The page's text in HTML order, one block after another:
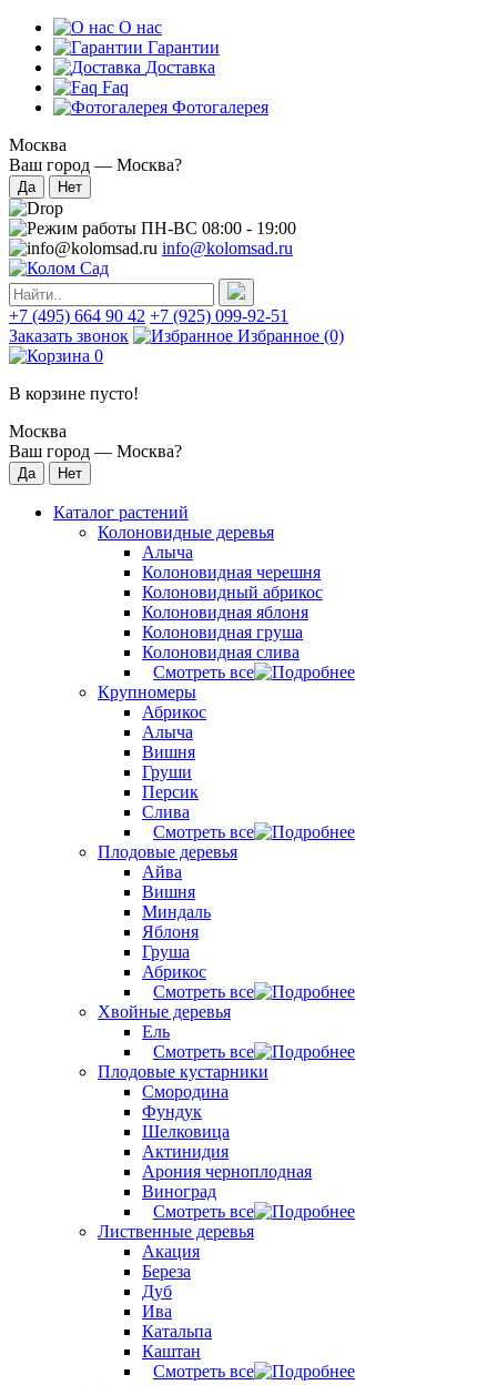
О нас
Гарантии
Доставка
Faq
Фотогалерея
Москва
Ваш город — Москва?
ПН-ВС 08:00 - 19:00
info@kolomsad.ru
+7 (495) 664 90 42 +7 (925) 099-92-51
Заказать звонок
Избранное (0)
0
В корзине пусто!
Москва
Ваш город — Москва?
Каталог растений
Колоновидные деревья
Алыча
Колоновидная черешня
Колоновидный абрикос
Колоновидная яблоня
Колоновидная груша
Колоновидная слива
Смотреть все
Крупномеры
Абрикос
Алыча
Вишня
Груши
Персик
Слива
Смотреть все
Плодовые деревья
Айва
Вишня
Миндаль
Яблоня
Груша
Абрикос
Смотреть все
Хвойные деревья
Ель
Смотреть все
Плодовые кустарники
Смородина
Фундук
Шелковица
Актинидия
Арония черноплодная
Виноград
Смотреть все
Лиственные деревья
Акация
Береза
Дуб
Ива
Катальпа
Каштан
Смотреть все